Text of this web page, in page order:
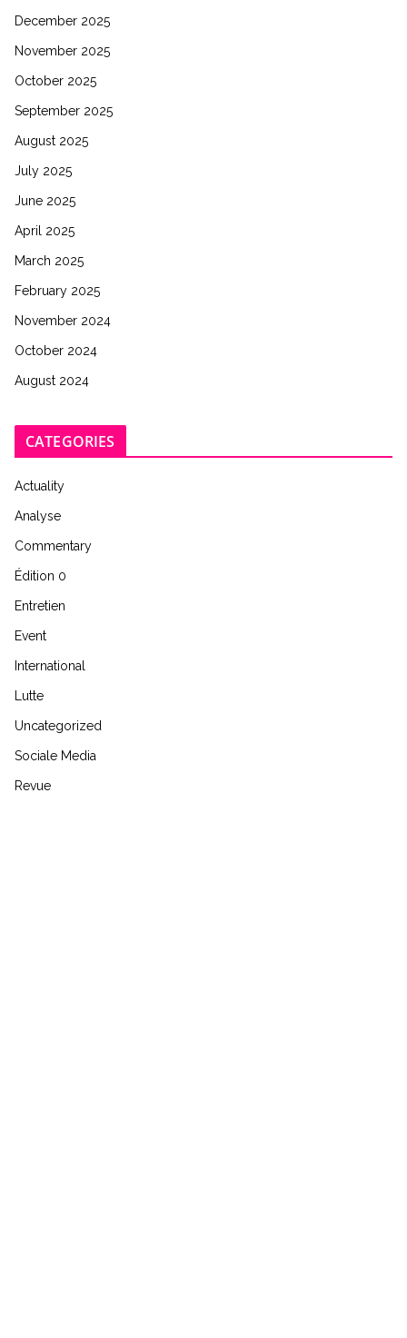
December 2025
November 2025
October 2025
September 2025
August 2025
July 2025
June 2025
April 2025
March 2025
February 2025
November 2024
October 2024
August 2024
CATEGORIES
Actuality
Analyse
Commentary
Édition 0
Entretien
Event
International
Lutte
Uncategorized
Sociale Media
Revue